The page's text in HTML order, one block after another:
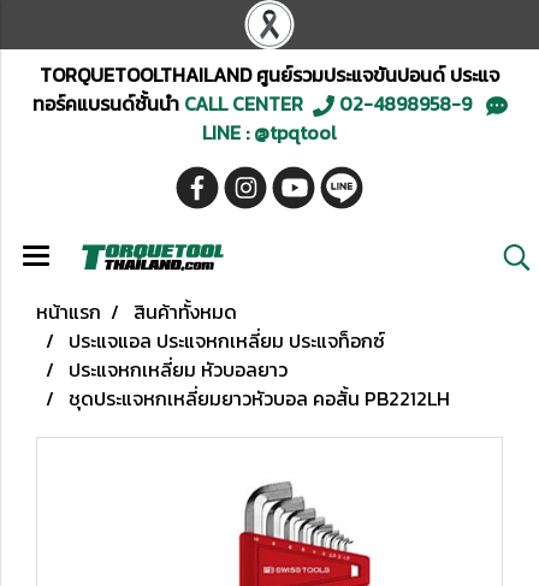
TORQUETOOLTHAILAND ศูนย์รวมประแจขันปอนด์ ประแจ
ทอร์คแบรนด์ชั้นนำCALL CENTER
02-4898958-9
LINE : @tpqtool
หน้าแรก
สินค้าทั้งหมด
ประแจแอล ประแจหกเหลี่ยม ประแจท็อกซ์
ประแจหกเหลี่ยม หัวบอลยาว
ชุดประแจหกเหลี่ยมยาวหัวบอล คอสั้น PB2212LH